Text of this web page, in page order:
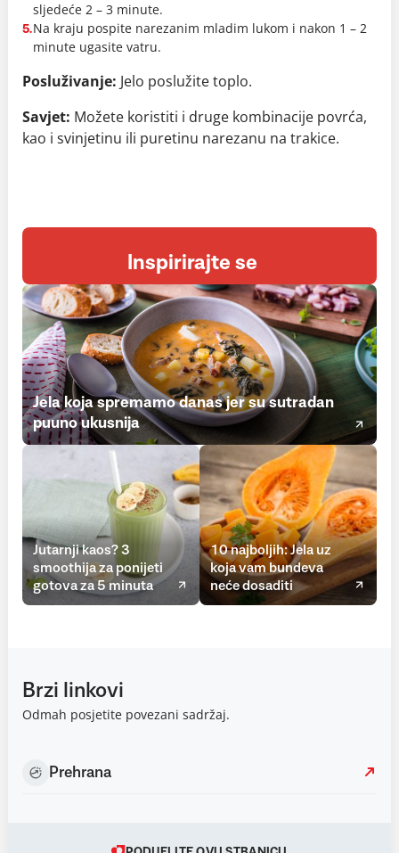
sljedeće 2 – 3 minute.
5.Na kraju pospite narezanim mladim lukom i nakon 1 – 2
minute ugasite vatru.
Posluživanje: Jelo poslužite toplo.
Savjet: Možete koristiti i druge kombinacije povrća,
kao i svinjetinu ili puretinu narezanu na trakice.
Inspirirajte se
Jela koja spremamo danas jer su sutradan
puuno ukusnija
Jutarnji kaos? 3
smoothija za ponijeti
gotova za 5 minuta
10 najboljih: Jela uz
koja vam bundeva
neće dosaditi
Brzi linkovi
Odmah posjetite povezani sadržaj.
Prehrana